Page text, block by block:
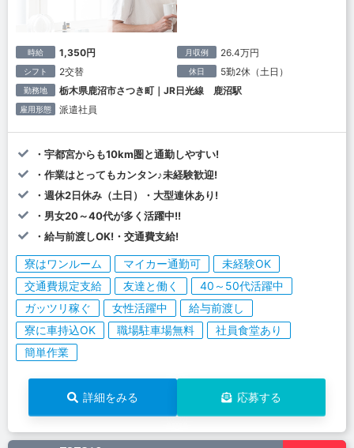
時給 1,350円 月収例 26.4万円
シフト 2交替 休日 5勤2休（土日）
勤務地 栃木県鹿沼市さつき町｜JR日光線 鹿沼駅
雇用形態 派遣社員
・宇都宮からも10km圏と通勤しやすい!
・作業はとってもカンタン♪未経験歓迎!
・週休2日休み（土日）・大型連休あり!
・男女20～40代が多く活躍中!!
・給与前渡しOK!・交通費支給!
寮はワンルーム マイカー通勤可
未経験OK
交通費規定支給
友達と働く
40～50代活躍中
ガッツリ稼ぐ
女性活躍中
給与前渡し
寮に車持込OK
職場駐車場無料
社員食堂あり
簡単作業
詳細をみる 応募する